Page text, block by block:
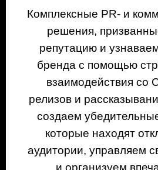
Комплексные PR- и
решения,
репутацию и
бренда с помощью
взаимодействия со
релизов и
создаем
которые находят
аудитории, управляем
и организуем